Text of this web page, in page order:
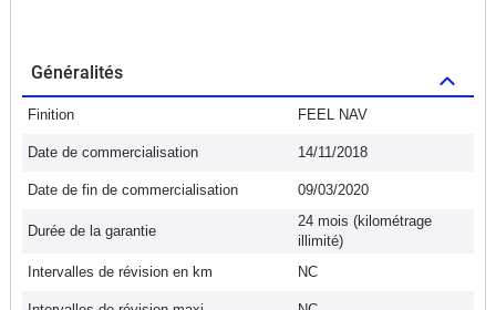
Généralités
Finition FEEL NAV
Date de commercialisation 14/11/2018
Date de fin de commercialisation 09/03/2020
Durée de la garantie
24 mois (kilométrage
illimité)
Intervalles de révision en km
NC